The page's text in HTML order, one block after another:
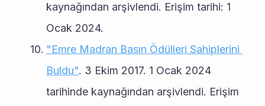
kaynağından arşivlendi. Erişim tarihi: 1
Ocak 2024.
"Emre Madran Basın Ödülleri Sahiplerini
Buldu". 3 Ekim 2017. 1 Ocak 2024
tarihinde kaynağından arşivlendi. Erişim